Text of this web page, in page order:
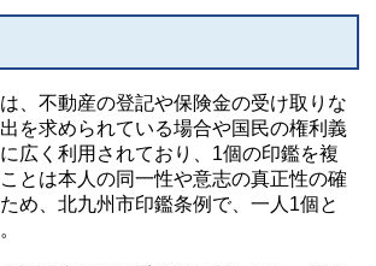
、不動産の登記や保険金の受け取りな
を求められている場合や国民の権利義
広く利用されており、1個の印鑑を複
とは本人の同一性や意志の真正性の確
め、北九州市印鑑条例で、一人1個と